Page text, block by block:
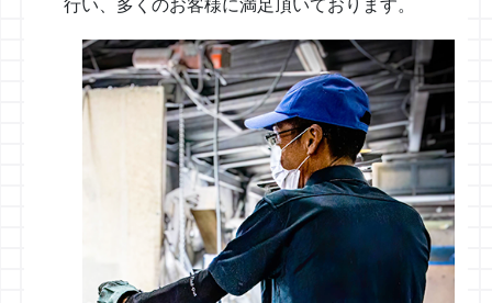
行い、多くのお客様に満足頂いております。